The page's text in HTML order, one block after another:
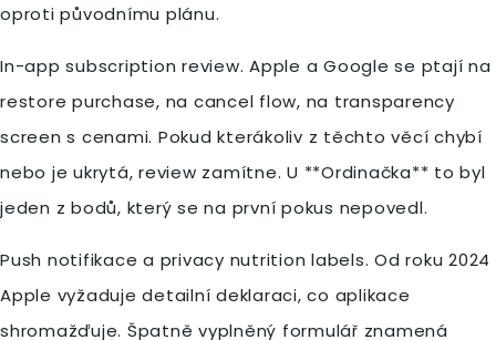
oproti původnímu plánu.
In-app subscription review. Apple a Google se ptají na
restore purchase, na cancel flow, na transparency
screen s cenami. Pokud kterákoliv z těchto věcí chybí
nebo je ukrytá, review zamítne. U **Ordinačka** to byl
jeden z bodů, který se na první pokus nepovedl.
Push notifikace a privacy nutrition labels. Od roku 2024
Apple vyžaduje detailní deklaraci, co aplikace
shromažďuje. Špatně vyplněný formulář znamená